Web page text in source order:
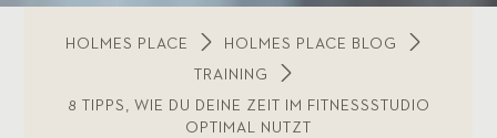
HOLMES PLACE
HOLMES PLACE BLOG
TRAINING
8 TIPPS, WIE DU DEINE ZEIT IM FITNESSSTUDIO
OPTIMAL NUTZT